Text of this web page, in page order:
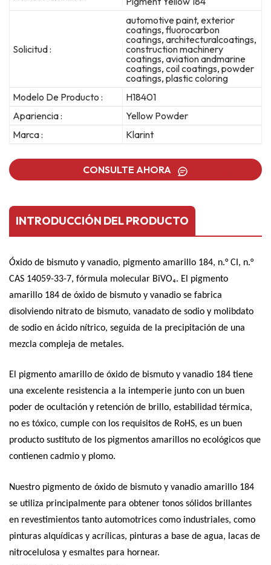
Solicitud :
automotive paint, exterior
coatings, fluorocarbon
coatings, architecturalcoatings,
construction machinery
coatings, aviation andmarine
coatings, coil coatings, powder
coatings, plastic coloring
Modelo De Producto :
H18401
Apariencia :
Yellow Powder
Marca :
Klarint
CONSULTE AHORA
INTRODUCCIÓN DEL PRODUCTO
Óxido de bismuto y vanadio, pigmento amarillo 184, n.° CI, n.°
CAS 14059-33-7, fórmula molecular BiVO₄. El pigmento
amarillo 184 de óxido de bismuto y vanadio se fabrica
disolviendo nitrato de bismuto, vanadato de sodio y molibdato
de sodio en ácido nítrico, seguida de la precipitación de una
mezcla compleja de metales.
El pigmento amarillo de óxido de bismuto y vanadio 184 tiene
una excelente resistencia a la intemperie junto con un buen
poder de ocultación y retención de brillo, estabilidad térmica,
no es tóxico, cumple con los requisitos de RoHS, es un buen
producto sustituto de los pigmentos amarillos no ecológicos que
contienen cadmio y plomo.
Nuestro pigmento de óxido de bismuto y vanadio amarillo 184
se utiliza principalmente para obtener tonos sólidos brillantes
en revestimientos tanto automotrices como industriales, como
pinturas alquídicas y acrílicas, pinturas a base de agua, lacas de
nitrocelulosa y esmaltes para hornear.